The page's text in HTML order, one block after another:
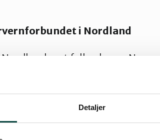
Detaljer
i Nordland
et fylkeslag av
for natur og miljø i